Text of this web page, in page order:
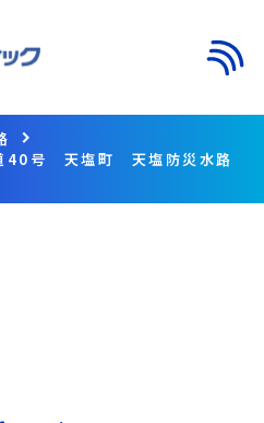
40号 天塩町 天塩防災水路